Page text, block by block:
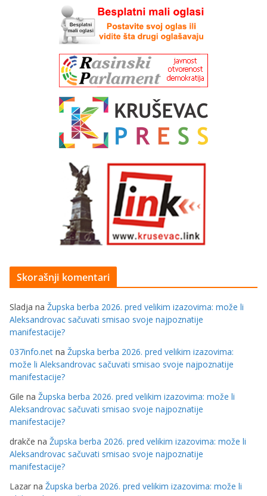
Skorašnji komentari
Sladja na Župska berba 2026. pred velikim izazovima: može li
Aleksandrovac sačuvati smisao svoje najpoznatije
manifestacije?
037info.net na Župska berba 2026. pred velikim izazovima:
može li Aleksandrovac sačuvati smisao svoje najpoznatije
manifestacije?
Gile na Župska berba 2026. pred velikim izazovima: može li
Aleksandrovac sačuvati smisao svoje najpoznatije
manifestacije?
drakče na Župska berba 2026. pred velikim izazovima: može li
Aleksandrovac sačuvati smisao svoje najpoznatije
manifestacije?
Lazar na Župska berba 2026. pred velikim izazovima: može li